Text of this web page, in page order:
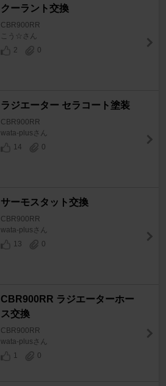
クーラント交換
CBR900RR
こう☆さん
2
0
ラジエーター セラコート塗装
CBR900RR
wata-plusさん
14
0
サーモスタット交換
CBR900RR
wata-plusさん
13
0
CBR900RR ラジエーターホー
ス交換
CBR900RR
wata-plusさん
1
0